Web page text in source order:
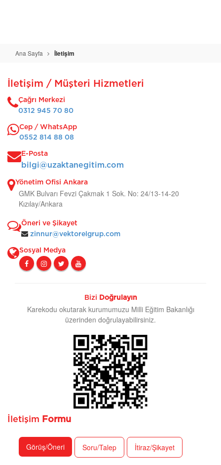
Ana Sayfa İletişim
İletişim / Müşteri Hizmetleri
Çağrı Merkezi
0312 945 70 80
Cep / WhatsApp
0552 814 88 08
E-Posta
bilgi@uzaktanegitim.com
Yönetim Ofisi Ankara
GMK Bulvarı Fevzi Çakmak 1 Sok. No: 24/13-14-20
Kızılay/Ankara
Öneri ve Şikayet
zinnur@vektorelgrup.com
Sosyal Medya
Bizi Doğrulayın
Karekodu okutarak kurumumuzu Milli Eğitim Bakanlığı
üzerinden doğrulayabilirsiniz.
İletişim Formu
Görüş/Öneri Soru/Talep İtiraz/Şikayet